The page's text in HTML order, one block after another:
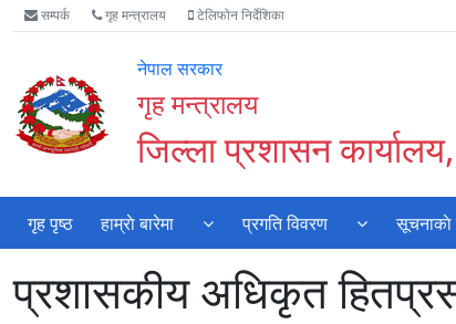
Accessibility
Mode
गर्नुहोस्
मुख्य
सामाग्री
मुख्य
नेभिगेसन
वेबसाइट
खोजमा
सम्पर्क गृह मन्त्रालय टेलिफोन निर्देशिका
नेपाल सरकार
गृह मन्त्रालय
जिल्ला प्रशासन
गृह पृष्ठ हाम्राे बारेमा प्रगति विवरण सूचनाकाे
प्रशासकीय अधिकृत